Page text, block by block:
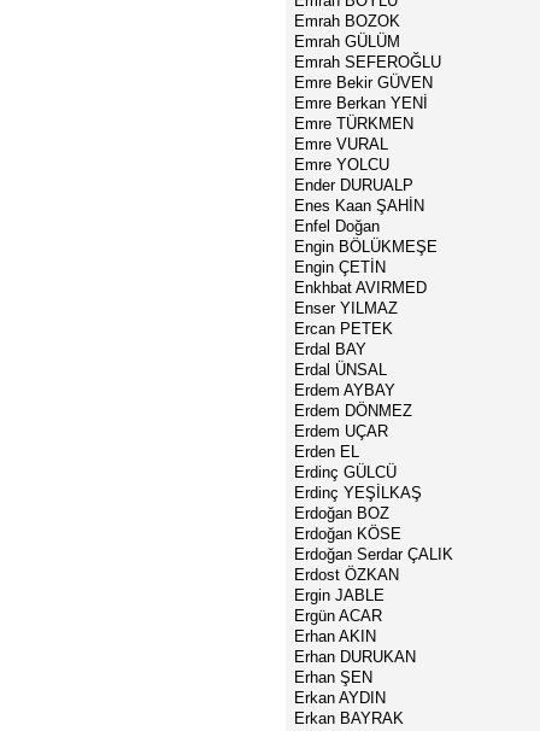
Emrah BOZOK
Emrah GÜLÜM
Emrah SEFEROĞLU
Emre Bekir GÜVEN
Emre Berkan YENİ
Emre TÜRKMEN
Emre VURAL
Emre YOLCU
Ender DURUALP
Enes Kaan ŞAHİN
Enfel Doğan
Engin BÖLÜKMEŞE
Engin ÇETİN
Enkhbat AVIRMED
Enser YILMAZ
Ercan PETEK
Erdal BAY
Erdal ÜNSAL
Erdem AYBAY
Erdem DÖNMEZ
Erdem UÇAR
Erden EL
Erdinç GÜLCÜ
Erdinç YEŞİLKAŞ
Erdoğan BOZ
Erdoğan KÖSE
Erdoğan Serdar ÇALIK
Erdost ÖZKAN
Ergin JABLE
Ergün ACAR
Erhan AKIN
Erhan DURUKAN
Erhan ŞEN
Erkan AYDIN
Erkan BAYRAK